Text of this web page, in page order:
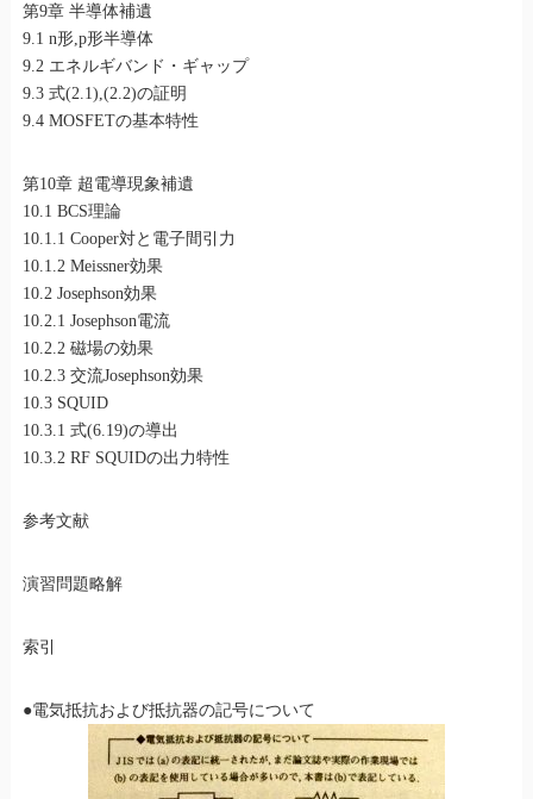
第9章 半導体補遺
9.1 n形,p形半導体
9.2 エネルギバンド・ギャップ
9.3 式(2.1),(2.2)の証明
9.4 MOSFETの基本特性
第10章 超電導現象補遺
10.1 BCS理論
10.1.1 Cooper対と電子間引力
10.1.2 Meissner効果
10.2 Josephson効果
10.2.1 Josephson電流
10.2.2 磁場の効果
10.2.3 交流Josephson効果
10.3 SQUID
10.3.1 式(6.19)の導出
10.3.2 RF SQUIDの出力特性
参考文献
演習問題略解
索引
●電気抵抗および抵抗器の記号について